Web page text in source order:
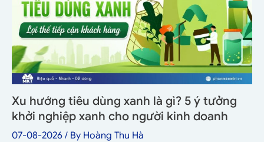
Xu hướng tiêu dùng xanh là gì? 5 ý tưởng
khởi nghiệp xanh cho người kinh doanh
07-08-2026 / By Hoàng Thu Hà